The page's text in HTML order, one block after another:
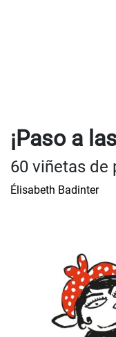
¡Paso a
60 viñetas de
Élisabeth Badinter